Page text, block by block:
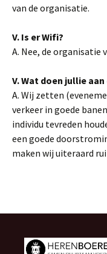
van de organisatie.
V. Is er Wifi?
A. Nee, de organisatie
V. Wat doen jullie
A. Wij zetten
verkeer in goede
individu tevreden
een goede
maken wij uiteraard